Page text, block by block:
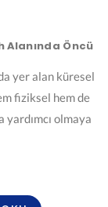
Alanında Öncü
yer alan küresel
fiziksel hem de
yardımcı olmaya